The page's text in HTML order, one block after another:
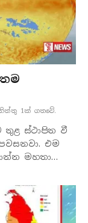
1ක් ගතවේ.
ස්ථාපිත වී
එම
මහතා…